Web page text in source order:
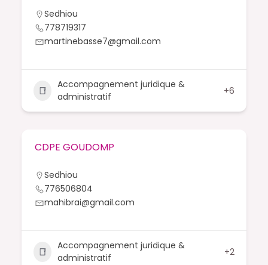
Sedhiou
778719317
martinebasse7@gmail.com
Accompagnement juridique &
administratif
+6
CDPE GOUDOMP
Sedhiou
776506804
mahibrai@gmail.com
Accompagnement juridique &
administratif
+2